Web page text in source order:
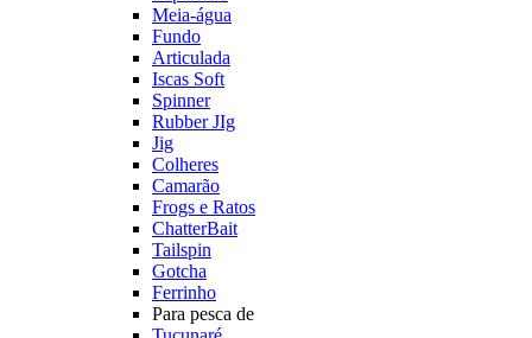
Meia-água
Fundo
Articulada
Iscas Soft
Spinner
Rubber JIg
Jig
Colheres
Camarão
Frogs e Ratos
ChatterBait
Tailspin
Gotcha
Ferrinho
Para pesca de